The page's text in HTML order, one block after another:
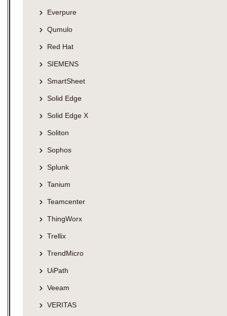
Everpure
Qumulo
Red Hat
SIEMENS
SmartSheet
Solid Edge
Solid Edge X
Soliton
Sophos
Splunk
Tanium
Teamcenter
ThingWorx
Trellix
TrendMicro
UiPath
Veeam
VERITAS